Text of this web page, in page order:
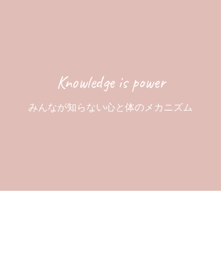
Knowledge is power
みんなが知らない心と体のメカニズム